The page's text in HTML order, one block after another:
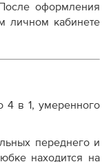
оформления
личном кабинете
4 в 1, умеренного
переднего и
находится на